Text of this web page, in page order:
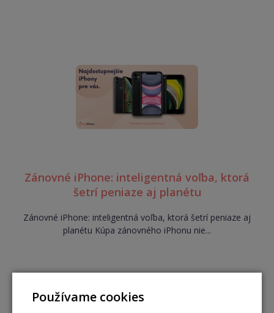
Zánovné iPhone: inteligentná voľba, ktorá
šetrí peniaze aj planétu
Zánovné iPhone: inteligentná voľba, ktorá šetrí peniaze aj
planétu Kúpa zánovného iPhonu nie...
Používame cookies